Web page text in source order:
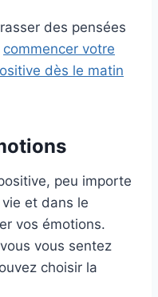
des pensées
commencer votre
dès le matin
peu importe
et dans le
vos émotions.
vous sentez
choisir la